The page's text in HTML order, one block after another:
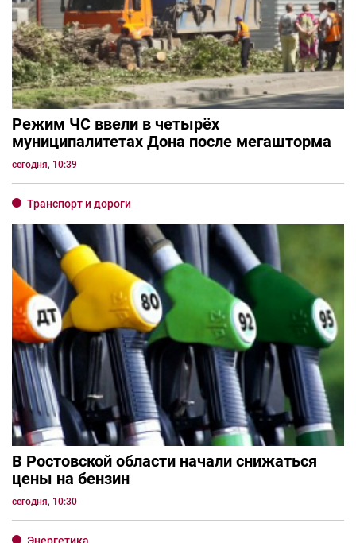
Режим ЧС ввели в четырёх
муниципалитетах Дона после мегашторма
сегодня, 10:39
Транспорт и дороги
В Ростовской области начали снижаться
цены на бензин
сегодня, 10:30
Энергетика